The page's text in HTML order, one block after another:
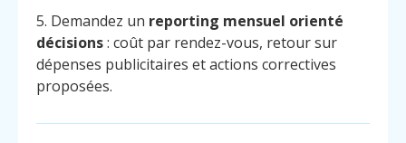
5. Demandez un reporting mensuel orienté
décisions: coût par rendez-vous, retour sur
dépenses publicitaires et actions correctives
proposées.